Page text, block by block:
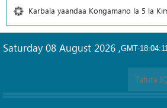
Karbala yaandaa Kongamano la 5 la
GMT-
Saturday 08 August 2026 ,